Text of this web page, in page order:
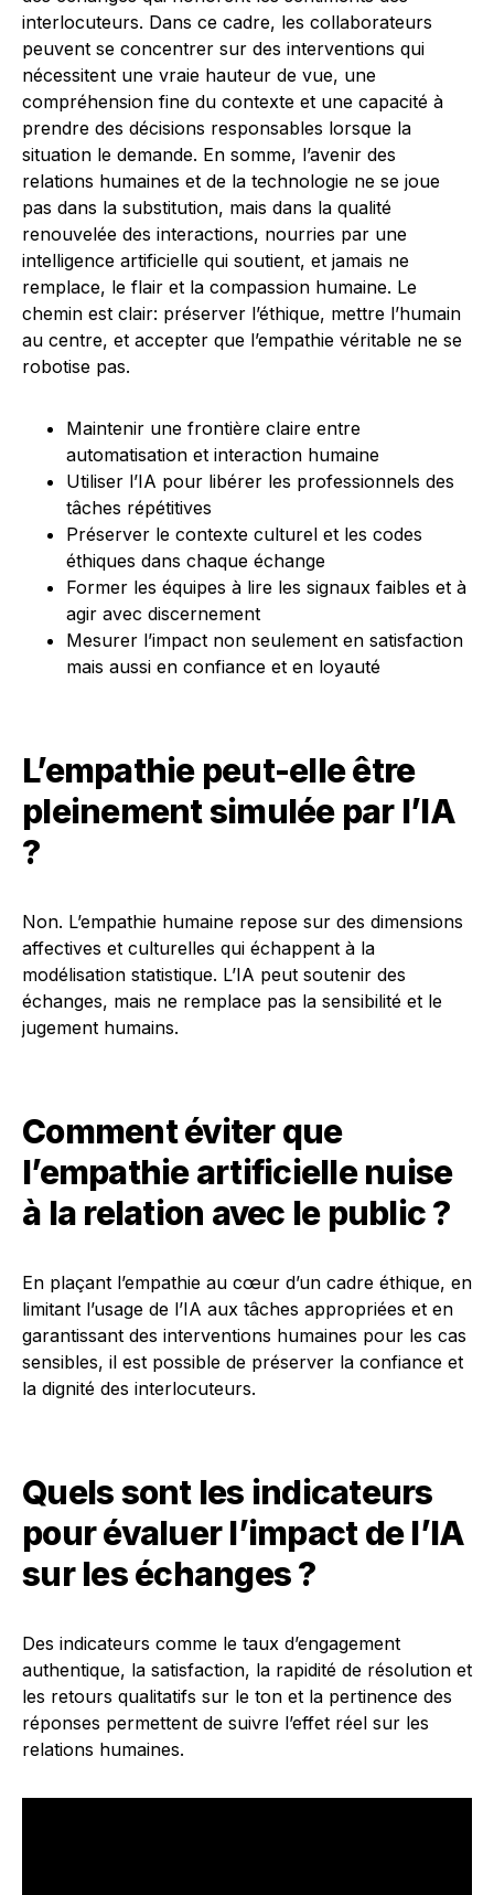
interlocuteurs. Dans ce cadre, les collaborateurs
peuvent se concentrer sur des interventions qui
nécessitent une vraie hauteur de vue, une
compréhension fine du contexte et une capacité à
prendre des décisions responsables lorsque la
situation le demande. En somme, l’avenir des
relations humaines et de la technologie ne se joue
pas dans la substitution, mais dans la qualité
renouvelée des interactions, nourries par une
intelligence artificielle qui soutient, et jamais ne
remplace, le flair et la compassion humaine. Le
chemin est clair: préserver l’éthique, mettre l’humain
au centre, et accepter que l’empathie véritable ne se
robotise pas.
Maintenir une frontière claire entre
automatisation et interaction humaine
Utiliser l’IA pour libérer les professionnels des
tâches répétitives
Préserver le contexte culturel et les codes
éthiques dans chaque échange
Former les équipes à lire les signaux faibles et à
agir avec discernement
Mesurer l’impact non seulement en satisfaction
mais aussi en confiance et en loyauté
L’empathie peut-elle être
pleinement simulée par l’IA
?
Non. L’empathie humaine repose sur des dimensions
affectives et culturelles qui échappent à la
modélisation statistique. L’IA peut soutenir des
échanges, mais ne remplace pas la sensibilité et le
jugement humains.
Comment éviter que
l’empathie artificielle nuise
à la relation avec le public ?
En plaçant l’empathie au cœur d’un cadre éthique, en
limitant l’usage de l’IA aux tâches appropriées et en
garantissant des interventions humaines pour les cas
sensibles, il est possible de préserver la confiance et
la dignité des interlocuteurs.
Quels sont les indicateurs
pour évaluer l’impact de l’IA
sur les échanges ?
Des indicateurs comme le taux d’engagement
authentique, la satisfaction, la rapidité de résolution et
les retours qualitatifs sur le ton et la pertinence des
réponses permettent de suivre l’effet réel sur les
relations humaines.